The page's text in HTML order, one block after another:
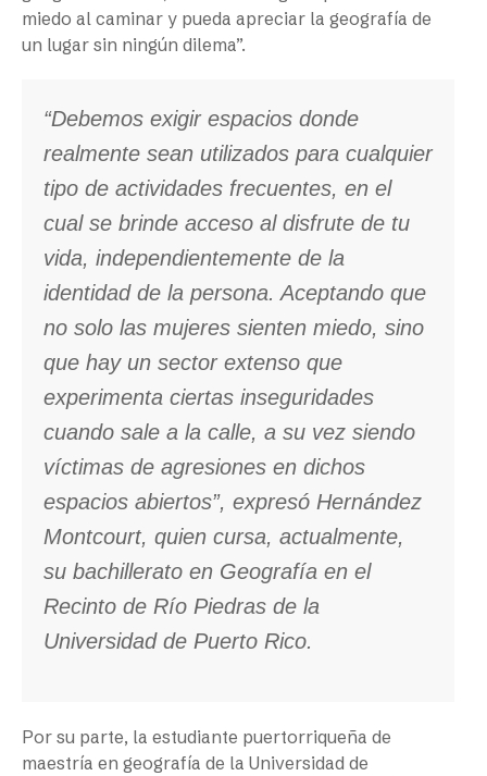
miedo al caminar y pueda apreciar la geografía de
un lugar sin ningún dilema”.
“Debemos exigir espacios donde
realmente sean utilizados para cualquier
tipo de actividades frecuentes, en el
cual se brinde acceso al disfrute de tu
vida, independientemente de la
identidad de la persona. Aceptando que
no solo las mujeres sienten miedo, sino
que hay un sector extenso que
experimenta ciertas inseguridades
cuando sale a la calle, a su vez siendo
víctimas de agresiones en dichos
espacios abiertos”, expresó Hernández
Montcourt, quien cursa, actualmente,
su bachillerato en Geografía en el
Recinto de Río Piedras de la
Universidad de Puerto Rico.
Por su parte, la estudiante puertorriqueña de
maestría en geografía de la Universidad de